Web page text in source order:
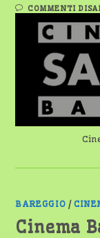
COMMENTI
BAREGGIO /
Cinema